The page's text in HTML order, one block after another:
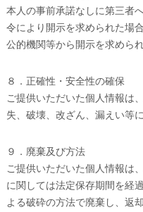
本人の事前承諾なしに第三者
令により開示を求められた場
公的機関等から開示を求めら
８．正確性・安全性の確保
ご提供いただいた個人情報は
失、破壊、改ざん、漏えい等
９．廃棄及び方法
ご提供いただいた個人情報は
に関しては法定保存期間を経
よる破砕の方法で廃棄し、返